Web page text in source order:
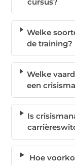
Welke
de training?
Welke
een
Is
Hoe